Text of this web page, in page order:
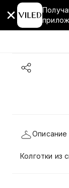
Описание
Колготки из